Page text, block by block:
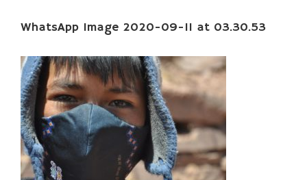
WhatsApp Image 2020-09-11 at 03.30.53